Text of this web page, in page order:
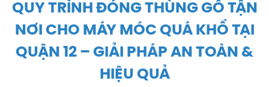
QUY TRÌNH ĐÓNG THÙNG GỖ TẬN
NƠI CHO MÁY MÓC QUÁ KHỔ TẠI
QUẬN 12 – GIẢI PHÁP AN TOÀN &
HIỆU QUẢ